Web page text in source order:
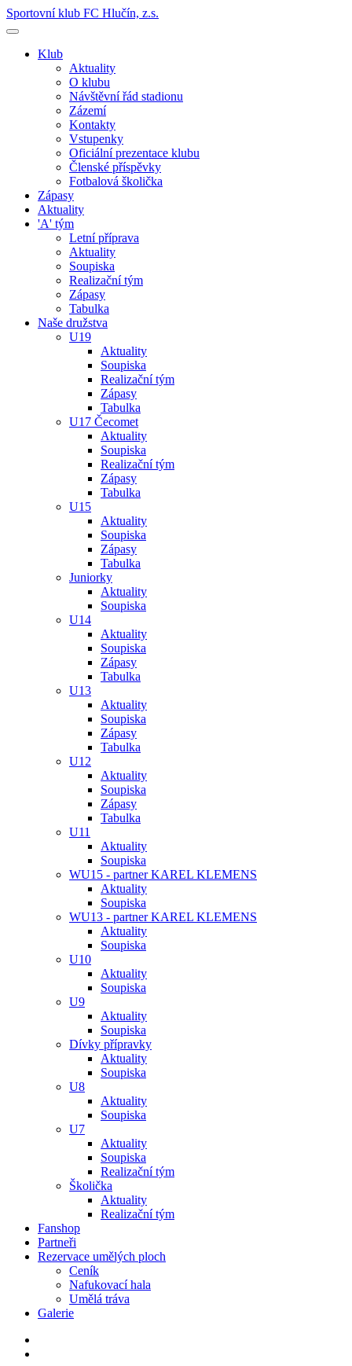
Sportovní klub FC Hlučín, z.s.
Klub
Aktuality
O klubu
Návštěvní řád stadionu
Zázemí
Kontakty
Vstupenky
Oficiální prezentace klubu
Členské příspěvky
Fotbalová školička
Zápasy
Aktuality
'A' tým
Letní příprava
Aktuality
Soupiska
Realizační tým
Zápasy
Tabulka
Naše družstva
U19
Aktuality
Soupiska
Realizační tým
Zápasy
Tabulka
U17 Čecomet
Aktuality
Soupiska
Realizační tým
Zápasy
Tabulka
U15
Aktuality
Soupiska
Zápasy
Tabulka
Juniorky
Aktuality
Soupiska
U14
Aktuality
Soupiska
Zápasy
Tabulka
U13
Aktuality
Soupiska
Zápasy
Tabulka
U12
Aktuality
Soupiska
Zápasy
Tabulka
U11
Aktuality
Soupiska
WU15 - partner KAREL KLEMENS
Aktuality
Soupiska
WU13 - partner KAREL KLEMENS
Aktuality
Soupiska
U10
Aktuality
Soupiska
U9
Aktuality
Soupiska
Dívky přípravky
Aktuality
Soupiska
U8
Aktuality
Soupiska
U7
Aktuality
Soupiska
Realizační tým
Školička
Aktuality
Realizační tým
Fanshop
Partneři
Rezervace umělých ploch
Ceník
Nafukovací hala
Umělá tráva
Galerie